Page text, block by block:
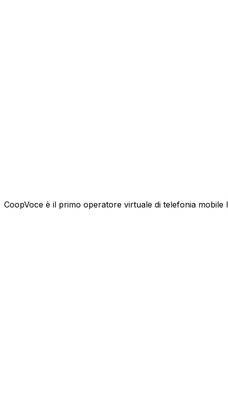
CoopVoce è il primo operatore virtuale di telefonia mobile